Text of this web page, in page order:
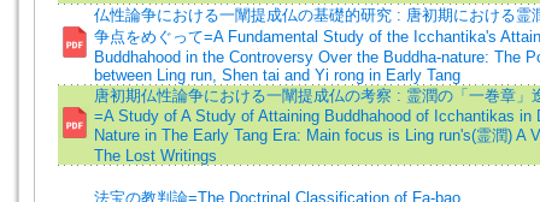
仏性論争における一闡提成仏の基礎的研究 : 唐初期における霊
争点をめぐって=A Fundamental Study of the Icchantika's
Buddhahood in the Controversy Over the Buddha-nature: The
between Ling run, Shen tai and Yi rong in Early Tang
唐初期仏性論争における一闡提成仏の考察 : 霊潤の「一巻章」
=A Study of A Study of Attaining Buddhahood of Icchantikas in
Nature in The Early Tang Era: Main focus is Ling run's(霊潤) A
The Lost Writings
法宝の教判論=The Doctrinal Classification of Fa-bao